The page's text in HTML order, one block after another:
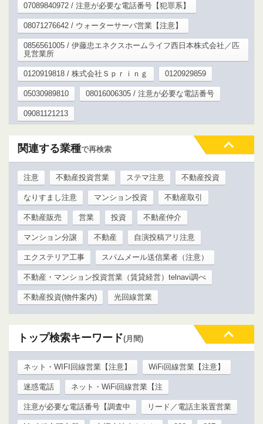
07089840972 / 注意が必要な電話番号【犯罪系】
08071276642 / ウォーターサーバ営業【注意】
0856561005 / 伊藤忠エネクスホームライフ西日本株式会社／匹
見営業所
0120919818 / 株式会社Ｓｐｒｉｎｇ 0120929859
05030989810 08016006305 / 注意が必要な電話番号
09081121213
関連する業種で再検索
注意 不動産投資営業 ステマ注意 不動産投資
なりすまし注意 マンション投資 不動産取引
不動産販売 営業 投資 不動産仲介
マンション分譲 不動産 自演投稿アリ注意
エクステリア工事 スパムメール送信業者（注意）
不動産・マンション投資営業（賃貸経営）telnavi調べ
不動産投資(物件案内) 光回線営業
トップ検索キーワード(月間)
ネット・WIFI回線営業【注意】 WiFi回線営業【注意】
迷惑電話 ネット・WiFi回線営業【注
注意が必要な電話番号【調査中 リード／電話主装置営業